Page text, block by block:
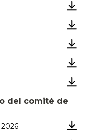
del comité de